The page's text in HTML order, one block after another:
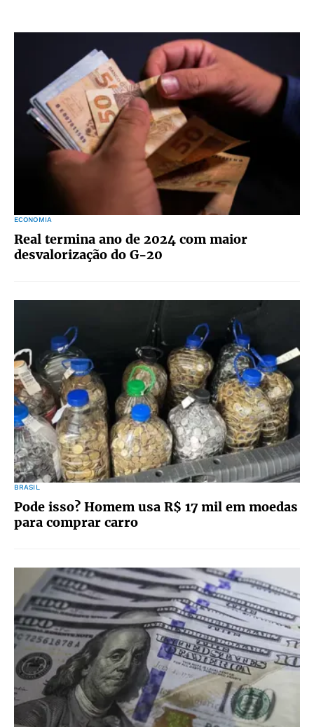
ECONOMIA
Real termina ano de 2024 com maior
desvalorização do G-20
BRASIL
Pode isso? Homem usa R$ 17 mil em moedas
para comprar carro